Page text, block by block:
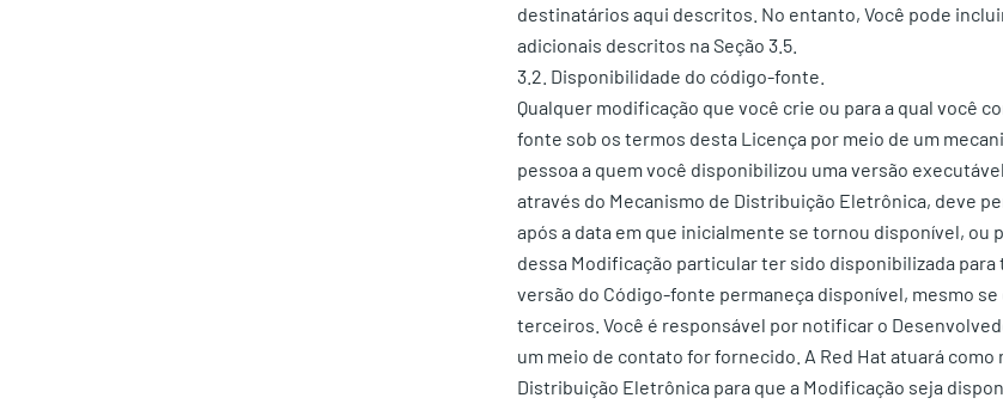
destinatários aqui descritos. No entanto, Você pode
adicionais descritos na Seção 3.5.
3.2. Disponibilidade do código-fonte.
Qualquer modificação que você crie ou para a qual você
fonte sob os termos desta Licença por meio de um
pessoa a quem você disponibilizou uma versão
através do Mecanismo de Distribuição Eletrônica, deve
após a data em que inicialmente se tornou disponível, ou
dessa Modificação particular ter sido disponibilizada
versão do Código-fonte permaneça disponível, mesmo
terceiros. Você é responsável por notificar o
um meio de contato for fornecido. A Red Hat atuará
Distribuição Eletrônica para que a Modificação seja